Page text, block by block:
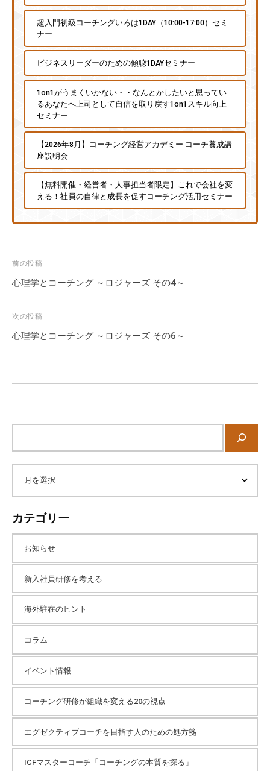
超入門初級コーチングいろは1DAY（10:00-17:00）セミ
ナー
ビジネスリーダーのための傾聴1DAYセミナー
1on1がうまくいかない・・なんとかしたいと思ってい
るあなたへ上司として自信を取り戻す1on1スキル向上
セミナー
【2026年8月】コーチング経営アカデミー コーチ養成講
座説明会
【無料開催・経営者・人事担当者限定】これで会社を変
える！社員の自律と成長を促すコーチング活用セミナー
投
稿
ビ
ゲ
ョ
前の投稿
心理学とコーチング ～ロジャーズ その4～
次の投稿
心理学とコーチング ～ロジャーズ その6～
索
ー
カテゴリー
お知らせ
新入社員研修を考える
海外駐在のヒント
コラム
イベント情報
コーチング研修が組織を変える20の視点
エグゼクティブコーチを目指す人のための処方箋
ICFマスターコーチ「コーチングの本質を探る」